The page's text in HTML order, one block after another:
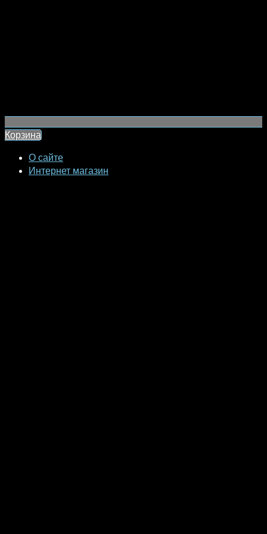
Корзина
О сайте
Интернет магазин